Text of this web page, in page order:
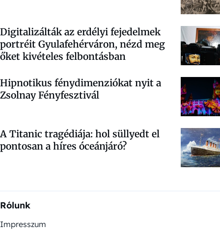
Digitalizálták az erdélyi fejedelmek
portréit Gyulafehérváron, nézd meg
őket kivételes felbontásban
Hipnotikus fénydimenziókat nyit a
Zsolnay Fényfesztivál
A Titanic tragédiája: hol süllyedt el
pontosan a híres óceánjáró?
Rólunk
Impresszum